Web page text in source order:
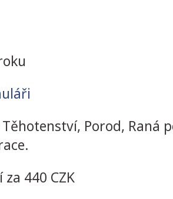
Porod, Raná
440 CZK